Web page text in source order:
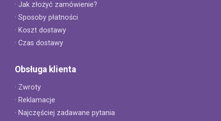
· Jak złożyć zamówienie?
· Sposoby płatności
· Koszt dostawy
· Czas dostawy
Obsługa klienta
· Zwroty
· Reklamacje
· Najczęściej zadawane pytania